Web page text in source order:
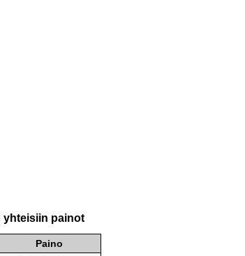
yhteisiin painot
Paino